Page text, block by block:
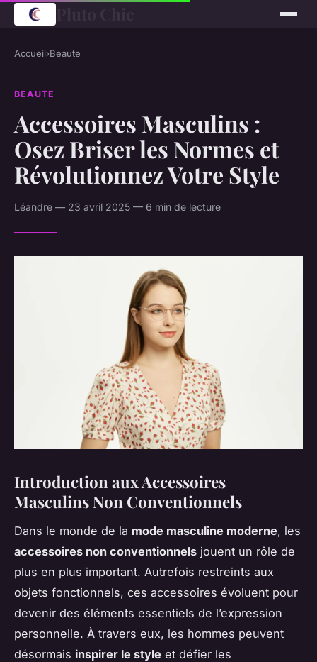
Accueil›Beaute
BEAUTE
Accessoires Masculins :
Osez Briser les Normes et
Révolutionnez Votre Style
Léandre — 23 avril 2025 — 6 min de lecture
Introduction aux Accessoires
Masculins Non Conventionnels
Dans le monde de la mode masculine moderne, les
accessoires non conventionnels jouent un rôle de
plus en plus important. Autrefois restreints aux
objets fonctionnels, ces accessoires évoluent pour
devenir des éléments essentiels de l’expression
personnelle. À travers eux, les hommes peuvent
désormais inspirer le style et défier les